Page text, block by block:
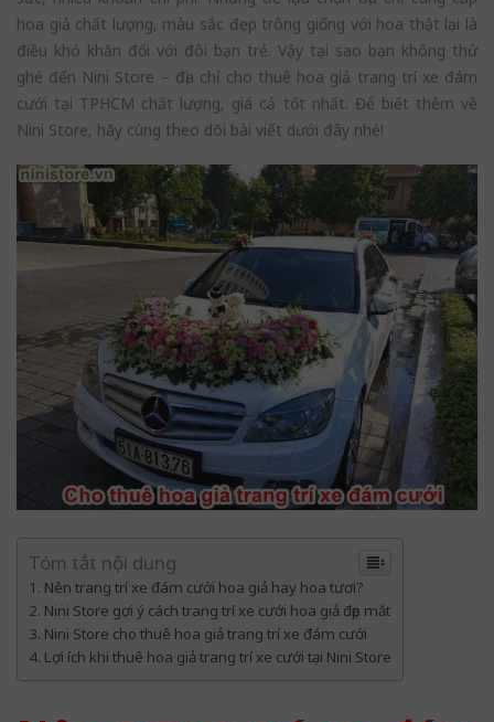
hoa giả chất lượng, màu sắc đẹp trông giống với hoa thật lại là
điều khó khăn đối với đôi bạn trẻ. Vậy tại sao bạn không thử
ghé đến Nini Store – địa chỉ cho thuê hoa giả trang trí xe đám
cưới tại TPHCM chất lượng, giá cả tốt nhất. Để biết thêm về
Nini Store, hãy cùng theo dõi bài viết dưới đây nhé!
Tóm tắt nội dung
Nên trang trí xe đám cưới hoa giả hay hoa tươi?
Nini Store gợi ý cách trang trí xe cưới hoa giả đẹp mắt
Nini Store cho thuê hoa giả trang trí xe đám cưới
Lợi ích khi thuê hoa giả trang trí xe cưới tại Nini Store